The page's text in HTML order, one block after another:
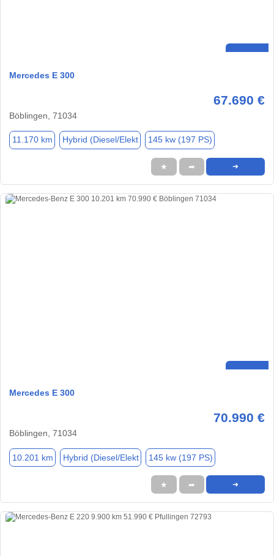
Mercedes E 300
67.690 €
Böblingen, 71034
11.170 km Hybrid (Diesel/Elekt 145 kw (197 PS)
★ ➦ ➜
Mercedes E 300
70.990 €
Böblingen, 71034
10.201 km Hybrid (Diesel/Elekt 145 kw (197 PS)
★ ➦ ➜